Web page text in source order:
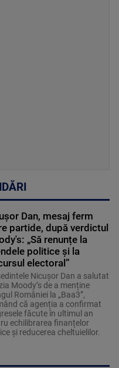
Dan, mesaj ferm
partide, după verdictul
„Să renunțe la
politice şi la
electoral”
Nicușor Dan a salutat
Moody’s de a menține
României la „Baa3”,
că agenția a confirmat
făcute în ultimul an
echilibrarea finanțelor
și reducerea cheltuielilor.